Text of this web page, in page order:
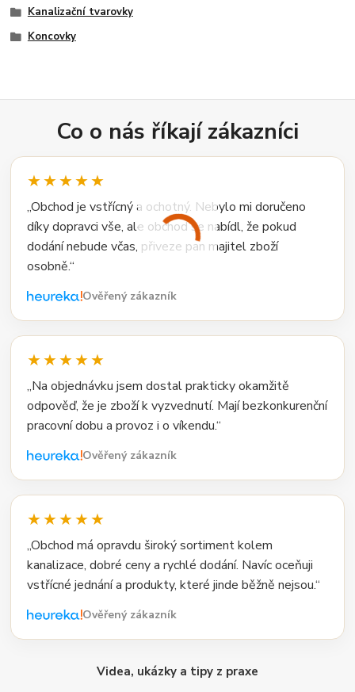
Kanalizační tvarovky
Koncovky
Co o nás říkají zákazníci
★★★★★
„Obchod je vstřícný a ochotný. Nebylo mi doručeno
díky dopravci vše, ale obchod se nabídl, že pokud
dodání nebude včas, přiveze pan majitel zboží
osobně.“
Ověřený zákazník
★★★★★
„Na objednávku jsem dostal prakticky okamžitě
odpověď, že je zboží k vyzvednutí. Mají bezkonkurenční
pracovní dobu a provoz i o víkendu.“
Ověřený zákazník
★★★★★
„Obchod má opravdu široký sortiment kolem
kanalizace, dobré ceny a rychlé dodání. Navíc oceňuji
vstřícné jednání a produkty, které jinde běžně nejsou.“
Ověřený zákazník
Videa, ukázky a tipy z praxe